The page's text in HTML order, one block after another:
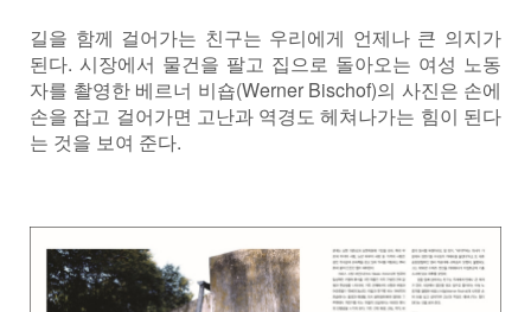
길을 함께 걸어가는 친구는 우리에게 언제나 큰 의지가
된다. 시장에서 물건을 팔고 집으로 돌아오는 여성 노동
자를 촬영한 베르너 비숍(Werner Bischof)의 사진은 손에
손을 잡고 걸어가면 고난과 역경도 헤쳐나가는 힘이 된다
는 것을 보여 준다.